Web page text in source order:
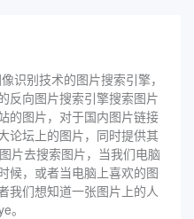
识别技术的图片搜索引擎，
反向图片搜索引擎搜索图片
的图片，对于国内图片链接
论坛上的图片，同时提供其
片去搜索图片，当我们电脑
候，或者当电脑上喜欢的图
我们想知道一张图片上的人
。